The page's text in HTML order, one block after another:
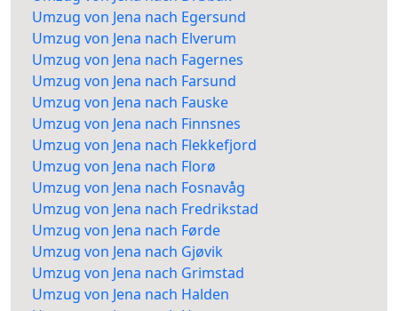
Umzug von Jena nach Egersund
Umzug von Jena nach Elverum
Umzug von Jena nach Fagernes
Umzug von Jena nach Farsund
Umzug von Jena nach Fauske
Umzug von Jena nach Finnsnes
Umzug von Jena nach Flekkefjord
Umzug von Jena nach Florø
Umzug von Jena nach Fosnavåg
Umzug von Jena nach Fredrikstad
Umzug von Jena nach Førde
Umzug von Jena nach Gjøvik
Umzug von Jena nach Grimstad
Umzug von Jena nach Halden